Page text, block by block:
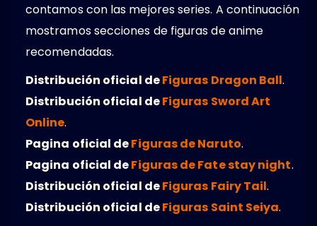
contamos con las mejores series. A continuación
mostramos secciones de figuras de anime
recomendadas.
Distribución oficial deFiguras Dragon Ball.
Distribución oficial deFiguras Sword Art
Online.
Pagina oficial deFiguras de Naruto.
Pagina oficial deFiguras de Fate stay night.
Distribución oficial deFiguras Fairy Tail.
Distribución oficial deFiguras Saint Seiya.